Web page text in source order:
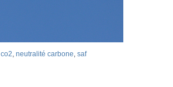
co2, neutralité carbone, saf